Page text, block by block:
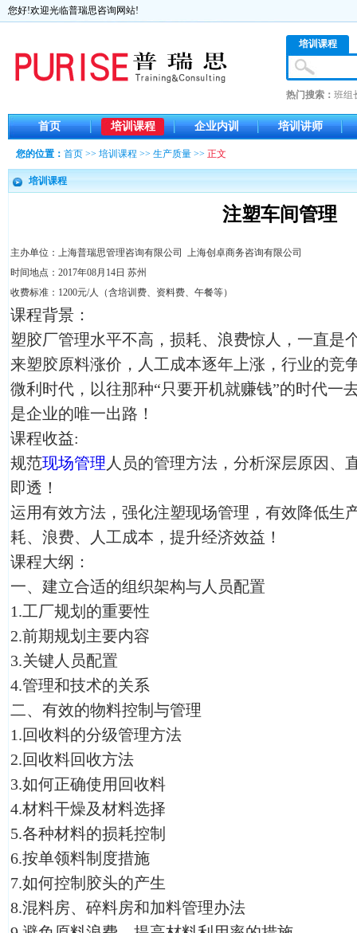
您好!欢迎光临普瑞思咨询网站!
培训课程
热门搜索： 班组
首页 培训课程 企业内训 培训讲师
您的位置： 首页 >> 培训课程 >> 生产质量 >> 正文
培训课程
注塑车间管理
主办单位：上海普瑞思管理咨询有限公司 上海创卓商务咨询有限公司
时间地点：2017年08月14日 苏州
收费标准：1200元/人（含培训费、资料费、午餐等）
课程背景：
塑胶厂管理水平不高，损耗、浪费惊人，一直是
来塑胶原料涨价，人工成本逐年上涨，行业的竞
微利时代，以往那种“只要开机就赚钱”的时代一
是企业的唯一出路！
课程收益:
规范现场管理 人员的管理方法，分析深层原因、
即透！
运用有效方法，强化注塑现场管理，有效降低生
耗、浪费、人工成本，提升经济效益！
课程大纲：
一、建立合适的组织架构与人员配置
1.工厂规划的重要性
2.前期规划主要内容
3.关键人员配置
4.管理和技术的关系
二、有效的物料控制与管理
1.回收料的分级管理方法
2.回收料回收方法
3.如何正确使用回收料
4.材料干燥及材料选择
5.各种材料的损耗控制
6.按单领料制度措施
7.如何控制胶头的产生
8.混料房、碎料房和加料管理办法